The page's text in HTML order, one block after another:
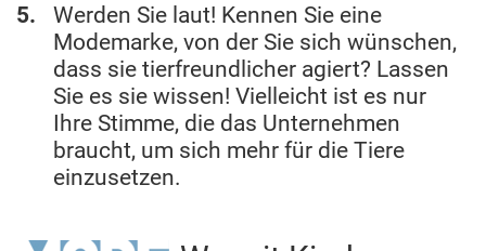
Werden Sie laut! Kennen Sie eine
Modemarke, von der Sie sich wünschen,
dass sie tierfreundlicher agiert? Lassen
Sie es sie wissen! Vielleicht ist es nur
Ihre Stimme, die das Unternehmen
braucht, um sich mehr für die Tiere
einzusetzen.